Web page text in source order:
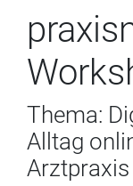
Thema:
Alltag
Arztpraxis